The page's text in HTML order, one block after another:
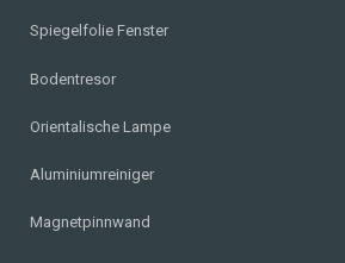
Spiegelfolie Fenster
Bodentresor
Orientalische Lampe
Aluminiumreiniger
Magnetpinnwand